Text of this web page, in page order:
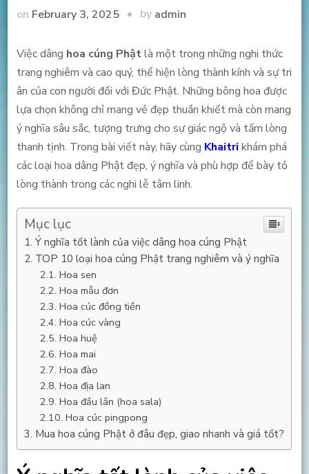
on February 3, 2025 by admin
Việc dâng hoa cúng Phậtlà một trong những nghi thức
trang nghiêm và cao quý, thể hiện lòng thành kính và sự tri
ân của con người đối với Đức Phật. Những bông hoa được
lựa chọn không chỉ mang vẻ đẹp thuần khiết mà còn mang
ý nghĩa sâu sắc, tượng trưng cho sự giác ngộ và tấm lòng
thanh tịnh. Trong bài viết này, hãy cùng Khaitri khám phá
các loại hoa dâng Phật đẹp, ý nghĩa và phù hợp để bày tỏ
lòng thành trong các nghi lễ tâm linh.
Mục lục
Ý nghĩa tốt lành của việc dâng hoa cúng Phật
TOP 10 loại hoa cúng Phật trang nghiêm và ý nghĩa
Hoa sen
Hoa mẫu đơn
Hoa cúc đồng tiền
Hoa cúc vàng
Hoa huệ
Hoa mai
Hoa đào
Hoa địa lan
Hoa đầu lân (hoa sala)
Hoa cúc pingpong
Mua hoa cúng Phật ở đâu đẹp, giao nhanh và giá tốt?